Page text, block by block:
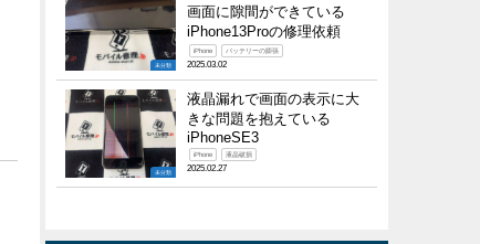
未分類
画面に隙間ができている
iPhone13Proの修理依頼
iPhone バッテリーの膨張
2025.03.02
未分類
液晶漏れで画面の表示に大
きな問題を抱えている
iPhoneSE3
iPhone 液晶破損
2025.02.27